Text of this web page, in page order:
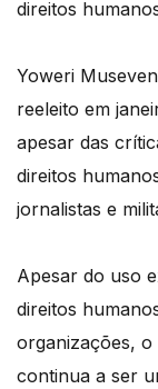
direitos
Yoweri
reeleito em
apesar das
direitos
jornalistas e
Apesar do uso
direitos
organizações, o
continua a ser